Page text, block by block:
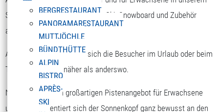
BERGRESTAURANT
PANORAMARESTAURANT
MUTTJÖCHLE
BÜNDTHÜTTE
ALPIN
BISTRO
APRÈS-
SKI
Skigebiet die Möglichkeit, sich Ski, Snowboard und Zubehör
auszuborgen.
Am Sonnenkopf kommen sich die Besucher im Urlaub oder beim
Tagesausflug viel näher als anderswo.
Nicht nur mit dem großartigen Pistenangebot für Erwachsene
und Kinder orientiert sich der Sonnenkopf ganz bewusst an den